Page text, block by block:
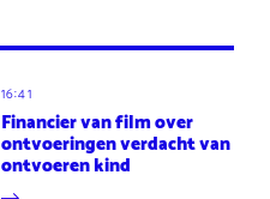
16:41
Financier van film over
ontvoeringen verdacht van
ontvoeren kind